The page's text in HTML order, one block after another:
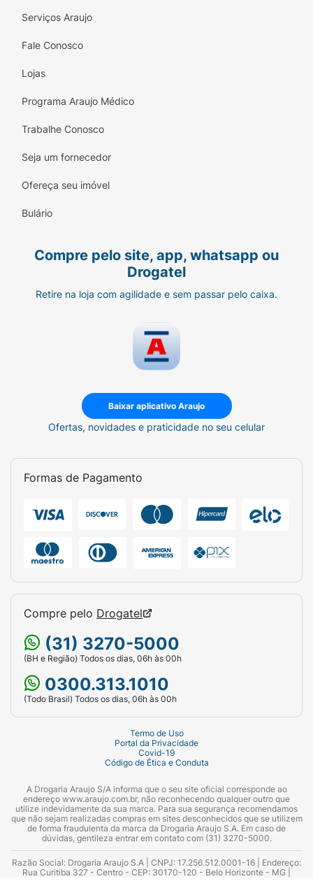
Serviços Araujo
Fale Conosco
Lojas
Programa Araujo Médico
Trabalhe Conosco
Seja um fornecedor
Ofereça seu imóvel
Bulário
Compre pelo site, app, whatsapp ou
Drogatel
Retire na loja com agilidade e sem passar pelo caixa.
Baixar aplicativo Araujo
Ofertas, novidades e praticidade no seu celular
Formas de Pagamento
Compre pelo Drogatel
(31) 3270-5000
(BH e Região) Todos os dias, 06h às 00h
0300.313.1010
(Todo Brasil) Todos os dias, 06h às 00h
Termo de Uso
Portal da Privacidade
Covid-19
Código de Ética e Conduta
A Drogaria Araujo S/A informa que o seu site oficial corresponde ao
endereço www.araujo.com.br, não reconhecendo qualquer outro que
utilize indevidamente da sua marca. Para sua segurança recomendamos
que não sejam realizadas compras em sites desconhecidos que se utilizem
de forma fraudulenta da marca da Drogaria Araujo S.A. Em caso de
dúvidas, gentileza entrar em contato com (31) 3270-5000.
Razão Social: Drogaria Araujo S.A | CNPJ: 17.256.512.0001-16 | Endereço:
Rua Curitiba 327 - Centro - CEP: 30170-120 - Belo Horizonte - MG |